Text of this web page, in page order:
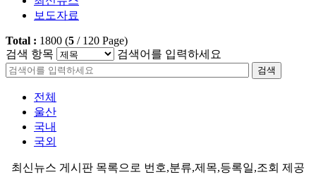
보도자료
Total : 1800 (5 / 120 Page)
검색 항목
검색어를 입력하세요
검색
전체
울산
국내
국외
최신뉴스 게시판 목록으로 번호,분류,제목,등록일,조회 제공